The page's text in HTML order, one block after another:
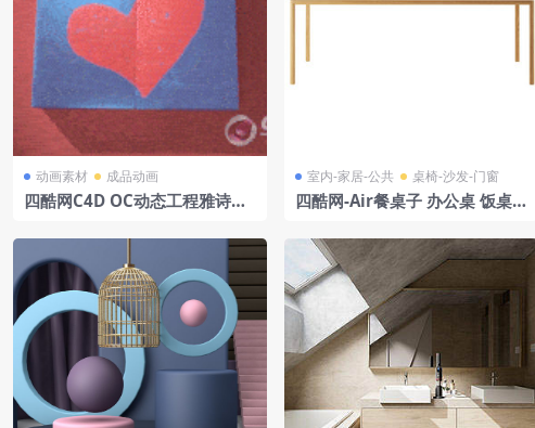
动画素材 成品动画
四酷网C4D OC动态工程雅诗兰
室内-家居-公共 桌椅-沙发-门窗
四酷网-Air餐桌子 办公桌 饭桌
aft